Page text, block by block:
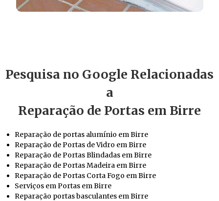
Pesquisa no Google Relacionadas
a
Reparação de Portas em Birre
Reparação de portas alumínio em Birre
Reparação de Portas de Vidro em Birre
Reparação de Portas Blindadas em Birre
Reparação de Portas Madeira em Birre
Reparação de Portas Corta Fogo em Birre
Serviços em Portas em Birre
Reparação portas basculantes em Birre